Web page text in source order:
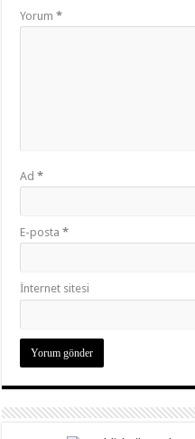
Yorum*
Ad*
E-posta*
İnternet sitesi